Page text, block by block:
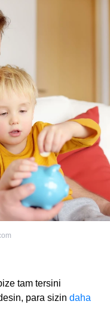
tam tersini
para sizin daha